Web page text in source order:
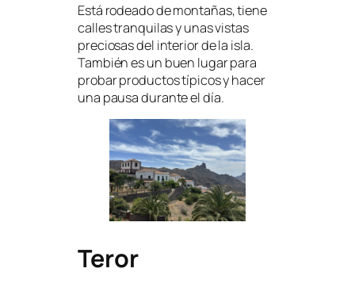
Está rodeado de montañas, tiene
calles tranquilas y unas vistas
preciosas del interior de la isla.
También es un buen lugar para
probar productos típicos y hacer
una pausa durante el día.
Teror